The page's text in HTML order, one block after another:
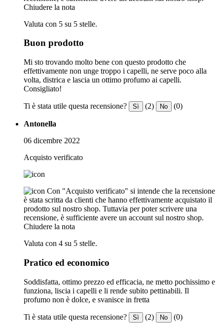
Chiudere la nota
Valuta con 5 su 5 stelle.
Buon prodotto
Mi sto trovando molto bene con questo prodotto che
effettivamente non unge troppo i capelli, ne serve poco alla
volta, districa e lascia un ottimo profumo ai capelli.
Consigliato!
Ti è stata utile questa recensione? Sì (2) No (0)
Antonella
06 dicembre 2022
Acquisto verificato
Con "Acquisto verificato" si intende che la recensione
è stata scritta da clienti che hanno effettivamente acquistato il
prodotto sul nostro shop. Tuttavia per poter scrivere una
recensione, è sufficiente avere un account sul nostro shop.
Chiudere la nota
Valuta con 4 su 5 stelle.
Pratico ed economico
Soddisfatta, ottimo prezzo ed efficacia, ne metto pochissimo e
funziona, liscia i capelli e li rende subito pettinabili. Il
profumo non è dolce, e svanisce in fretta
Ti è stata utile questa recensione? Sì (2) No (0)